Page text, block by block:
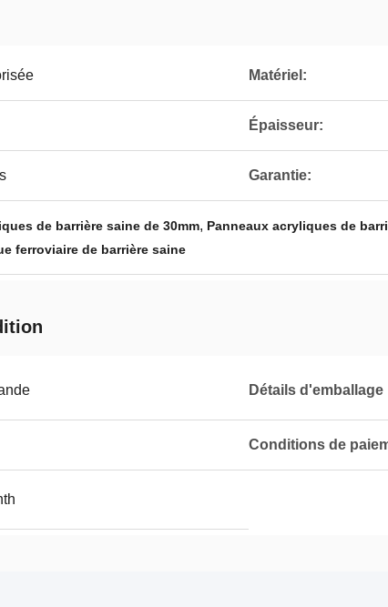
Matériel:
Épaisseur:
Garantie:
de barrière saine de 30mm, Panneaux acryliques de
ferroviaire de barrière saine
Détails d'emballage
Conditions de